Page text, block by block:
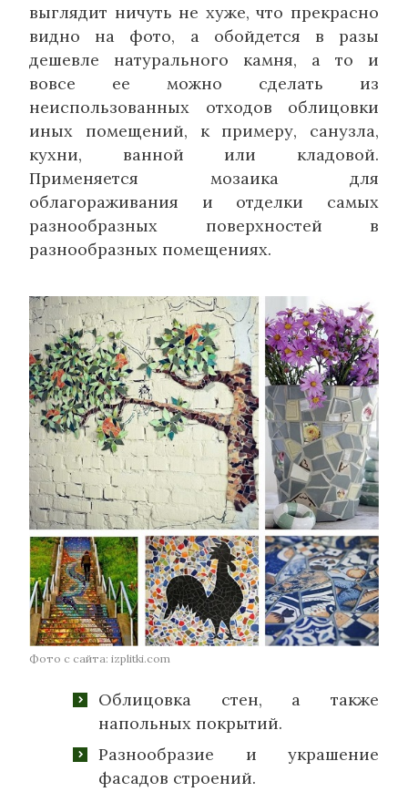
выглядит ничуть не хуже, что прекрасно
видно на фото, а обойдется в разы
дешевле натурального камня, а то и
вовсе ее можно сделать из
неиспользованных отходов облицовки
иных помещений, к примеру, санузла,
кухни, ванной или кладовой.
Применяется мозаика для
облагораживания и отделки самых
разнообразных поверхностей в
разнообразных помещениях.
Фото с сайта: izplitki.com
Облицовка стен, а также
напольных покрытий.
Разнообразие и украшение
фасадов строений.